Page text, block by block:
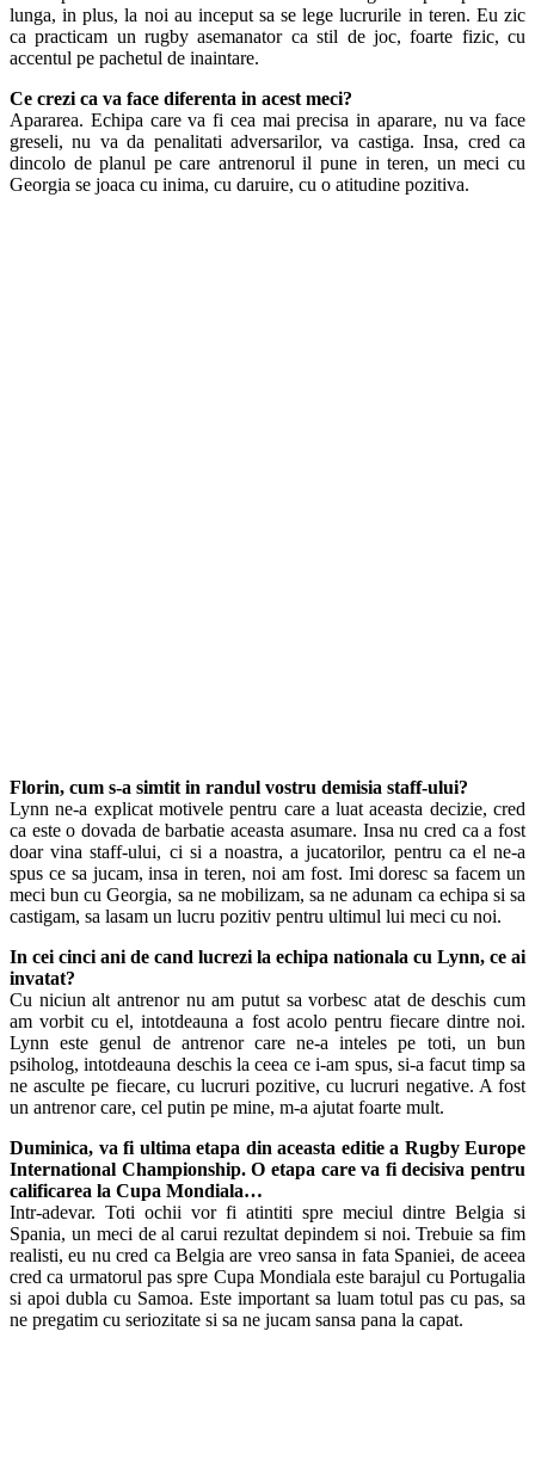
lunga, in plus, la noi au inceput sa se lege lucrurile in teren. Eu zic
ca practicam un rugby asemanator ca stil de joc, foarte fizic, cu
accentul pe pachetul de inaintare.
Ce crezi ca va face diferenta in acest meci?
Apararea. Echipa care va fi cea mai precisa in aparare, nu va face
greseli, nu va da penalitati adversarilor, va castiga. Insa, cred ca
dincolo de planul pe care antrenorul il pune in teren, un meci cu
Georgia se joaca cu inima, cu daruire, cu o atitudine pozitiva.
Florin, cum s-a simtit in randul vostru demisia staff-ului?
Lynn ne-a explicat motivele pentru care a luat aceasta decizie, cred
ca este o dovada de barbatie aceasta asumare. Insa nu cred ca a fost
doar vina staff-ului, ci si a noastra, a jucatorilor, pentru ca el ne-a
spus ce sa jucam, insa in teren, noi am fost. Imi doresc sa facem un
meci bun cu Georgia, sa ne mobilizam, sa ne adunam ca echipa si sa
castigam, sa lasam un lucru pozitiv pentru ultimul lui meci cu noi.
In cei cinci ani de cand lucrezi la echipa nationala cu Lynn, ce ai
invatat?
Cu niciun alt antrenor nu am putut sa vorbesc atat de deschis cum
am vorbit cu el, intotdeauna a fost acolo pentru fiecare dintre noi.
Lynn este genul de antrenor care ne-a inteles pe toti, un bun
psiholog, intotdeauna deschis la ceea ce i-am spus, si-a facut timp sa
ne asculte pe fiecare, cu lucruri pozitive, cu lucruri negative. A fost
un antrenor care, cel putin pe mine, m-a ajutat foarte mult.
Duminica, va fi ultima etapa din aceasta editie a Rugby Europe
International Championship. O etapa care va fi decisiva pentru
calificarea la Cupa Mondiala…
Intr-adevar. Toti ochii vor fi atintiti spre meciul dintre Belgia si
Spania, un meci de al carui rezultat depindem si noi. Trebuie sa fim
realisti, eu nu cred ca Belgia are vreo sansa in fata Spaniei, de aceea
cred ca urmatorul pas spre Cupa Mondiala este barajul cu Portugalia
si apoi dubla cu Samoa. Este important sa luam totul pas cu pas, sa
ne pregatim cu seriozitate si sa ne jucam sansa pana la capat.